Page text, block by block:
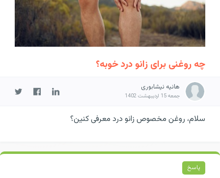
چه روغنی برای زانو درد خوبه؟
هانیه نیشابوری
جمعه 15 اردیبهشت 1402
سلام، روغن مخصوص زانو درد معرفی کنین؟
پاسخ